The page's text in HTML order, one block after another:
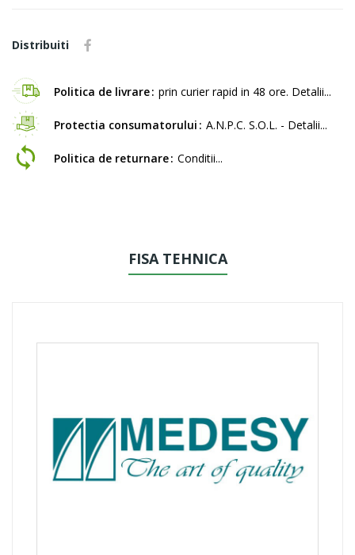
Distribuiti
Politica de livrare prin curier rapid in 48 ore. Detalii...
Protectia consumatorului A.N.P.C. S.O.L. - Detalii...
Politica de returnare Conditii...
FISA TEHNICA